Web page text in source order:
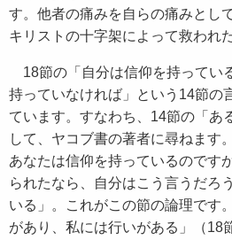
す。他者の痛みを自らの痛みとし
キリストの十字架によって救われ
18節の「自分は信仰を持ってい
持っていなければ」という14節の
ています。すなわち、14節の「あ
して、ヤコブ書の著者に尋ねます
あなたは信仰を持っているのです
られたなら、自分はこう言うだろ
いる」。これがこの節の論理です
があり、私には行いがある」（18